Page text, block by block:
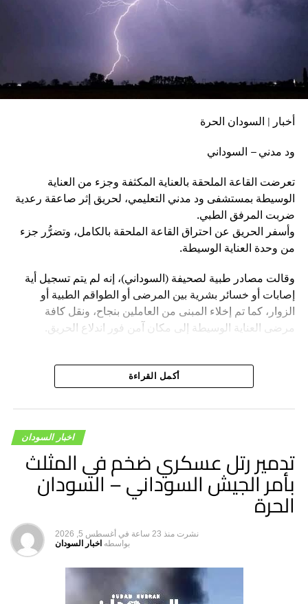
أخبار | السودان الحرة
ود مدني – السوداني
تعرضت القاعة الملحقة بالعناية المكثفة وجزء من العناية
الوسيطة بمستشفى ود مدني التعليمي، لحريق إثر صاعقة رعدية
ضربت المرفق الطبي.
وأسفر الحريق عن احتراق القاعة الملحقة بالكامل، وتضرُّر جزء
من وحدة العناية الوسيطة.
وقالت مصادر طبية لصحيفة (السوداني)، إنه لم يتم تسجيل أية
إصابات أو خسائر بشرية بين المرضى أو الطواقم الطبية أو
الزوار، كما تم إخلاء المبنى من العاملين بنجاح، ونقل كافة
مرضى العناية الوسيطة إلى مكان آمن فور اندلاع الحريق.
أكمل القراءة
اخبار السودان
تدمير رتل عسكري ضخم في المثلث
بأمر الجيش السوداني – السودان
الحرة
نشرت منذ 23 ساعة في أغسطس 5, 2026
بواسطه اخبار السودان